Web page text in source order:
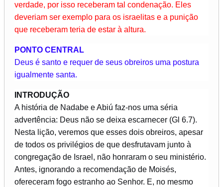
verdade, por isso receberam tal condenação. Eles
deveriam ser exemplo para os israelitas e a punição
que receberam teria de estar à altura.
PONTO CENTRAL
Deus é santo e requer de seus obreiros uma postura
igualmente santa.
INTRODUÇÃO
A história de Nadabe e Abiú faz-nos uma séria
advertência: Deus não se deixa escarnecer (Gl 6.7).
Nesta lição, veremos que esses dois obreiros, apesar
de todos os privilégios de que desfrutavam junto à
congregação de Israel, não honraram o seu ministério.
Antes, ignorando a recomendação de Moisés,
ofereceram fogo estranho ao Senhor. E, no mesmo